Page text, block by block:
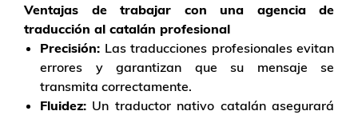
Ventajas de trabajar con una agencia de
traducción al catalán profesional
Precisión: Las traducciones profesionales evitan
errores y garantizan que su mensaje se
transmita correctamente.
Fluidez: Un traductor nativo catalán asegurará